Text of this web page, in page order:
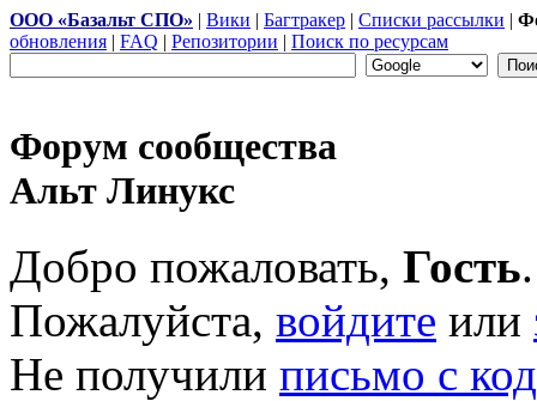
ООО «Базальт СПО» | Вики | Багтракер | Списки рассылки |
обновления | FAQ | Репозитории | Поиск по ресурсам
Форум сообщества
Альт Линукс
Добро пожаловать, Гость.
Пожалуйста, войдите или
Не получили письмо с